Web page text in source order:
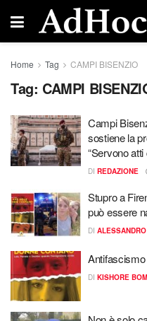
Home Tag CAMPI BISENZIO
Tag: CAMPI
Campi
sostiene la
“Servono atti
DI REDAZIONE
Stupro a
può essere
DI
Antifascismo
DI KISHORE